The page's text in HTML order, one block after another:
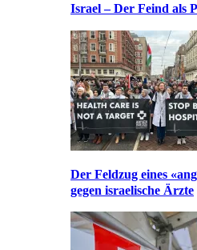
Israel – Der Feind als
Der Feldzug eines
gegen israelische Ärzte